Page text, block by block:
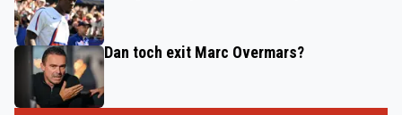
Dan toch exit Marc Overmars?